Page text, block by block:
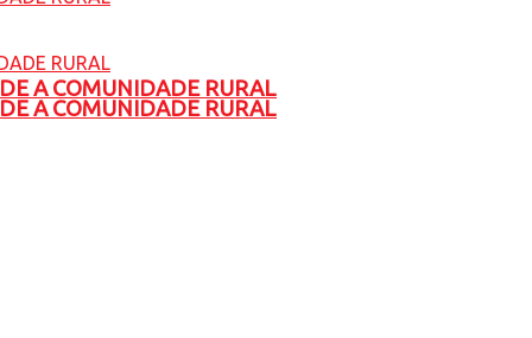
A COMUNIDADE RURAL
A COMUNIDADE RURAL